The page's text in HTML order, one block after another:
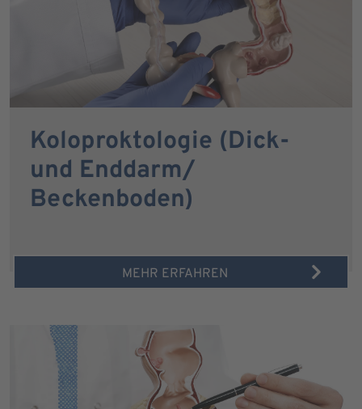
Koloproktologie (Dick-
und Enddarm/
Beckenboden)
MEHR ERFAHREN